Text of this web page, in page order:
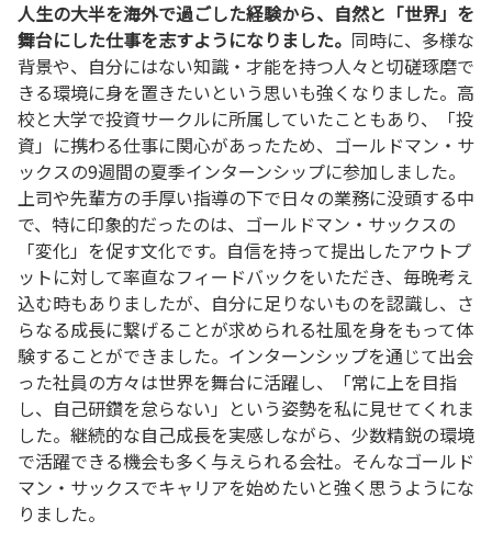
人生の大半を海外で過ごした経験から、自然と「世界」を
舞台にした仕事を志すようになりました。 同時に、多様な
背景や、自分にはない知識・才能を持つ人々と切磋琢磨で
きる環境に身を置きたいという思いも強くなりました。高
校と大学で投資サークルに所属していたこともあり、「投
資」に携わる仕事に関心があったため、ゴールドマン・サ
ックスの9週間の夏季インターンシップに参加しました。
上司や先輩方の手厚い指導の下で日々の業務に没頭する中
で、特に印象的だったのは、ゴールドマン・サックスの
「変化」を促す文化です。自信を持って提出したアウトプ
ットに対して率直なフィードバックをいただき、毎晩考え
込む時もありましたが、自分に足りないものを認識し、さ
らなる成長に繋げることが求められる社風を身をもって体
験することができました。インターンシップを通じて出会
った社員の方々は世界を舞台に活躍し、「常に上を目指
し、自己研鑽を怠らない」という姿勢を私に見せてくれま
した。継続的な自己成長を実感しながら、少数精鋭の環境
で活躍できる機会も多く与えられる会社。そんなゴールド
マン・サックスでキャリアを始めたいと強く思うようにな
りました。